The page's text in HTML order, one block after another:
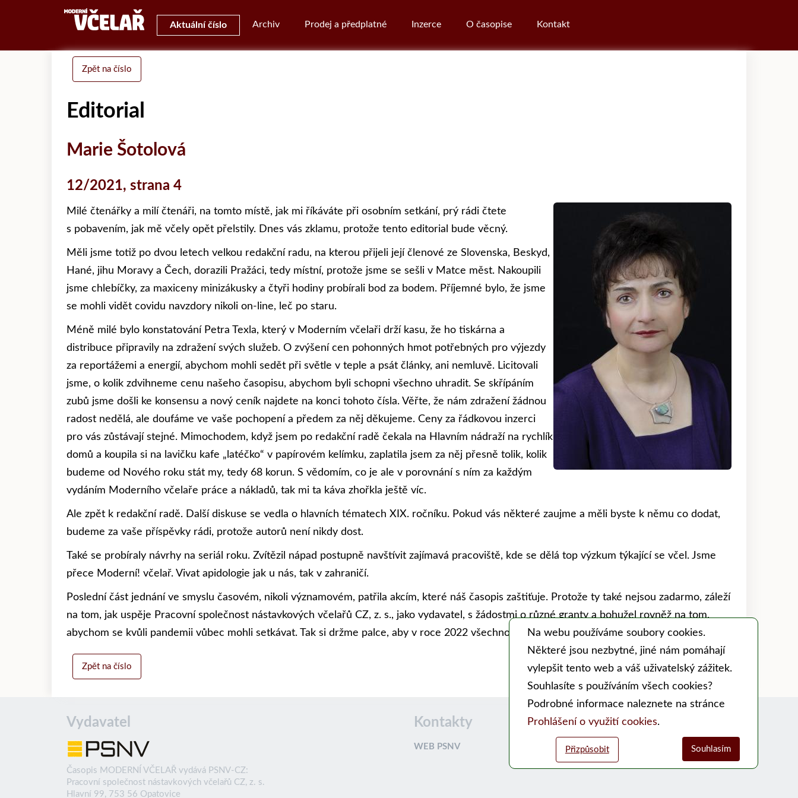
Aktuální číslo Archiv Prodej a předplatné Inzerce O časopise Kontakt
Zpět na číslo
Editorial
Marie Šotolová
12/2021, strana 4
Milé čtenářky a milí čtenáři, na tomto místě, jak mi říkáváte při osobním setkání, prý rádi čtete
s pobavením, jak mě včely opět přelstily. Dnes vás zklamu, protože tento editorial bude věcný.
Měli jsme totiž po dvou letech velkou redakční radu, na kterou přijeli její členové ze Slovenska, Beskyd,
Hané, jihu Moravy a Čech, dorazili Pražáci, tedy místní, protože jsme se sešli v Matce měst. Nakoupili
jsme chlebíčky, za maxiceny minizákusky a čtyři hodiny probírali bod za bodem. Příjemné bylo, že jsme
se mohli vidět covidu navzdory nikoli on-line, leč po staru.
Méně milé bylo konstatování Petra Texla, který v Moderním včelaři drží kasu, že ho tiskárna a
distribuce připravily na zdražení svých služeb. O zvýšení cen pohonných hmot potřebných pro výjezdy
za reportážemi a energií, abychom mohli sedět při světle v teple a psát články, ani nemluvě. Licitovali
jsme, o kolik zdvihneme cenu našeho časopisu, abychom byli schopni všechno uhradit. Se skřípáním
zubů jsme došli ke konsensu a nový ceník najdete na konci tohoto čísla. Věřte, že nám zdražení žádnou
radost nedělá, ale doufáme ve vaše pochopení a předem za něj děkujeme. Ceny za řádkovou inzerci
pro vás zůstávají stejné. Mimochodem, když jsem po redakční radě čekala na Hlavním nádraží na rychlík
domů a koupila si na lavičku kafe „latéčko“ v papírovém kelímku, zaplatila jsem za něj přesně tolik, kolik
budeme od Nového roku stát my, tedy 68 korun. S vědomím, co je ale v porovnání s ním za každým
vydáním Moderního včelaře práce a nákladů, tak mi ta káva zhořkla ještě víc.
Ale zpět k redakční radě. Další diskuse se vedla o hlavních tématech XIX. ročníku. Pokud vás některé zaujme a měli byste k němu co dodat,
budeme za vaše příspěvky rádi, protože autorů není nikdy dost.
Také se probíraly návrhy na seriál roku. Zvítězil nápad postupně navštívit zajímavá pracoviště, kde se dělá top výzkum týkající se včel. Jsme
přece Moderní! včelař. Vivat apidologie jak u nás, tak v zahraničí.
Poslední část jednání ve smyslu časovém, nikoli významovém, patřila akcím, které náš časopis zaštiťuje. Protože ty také nejsou zadarmo, záleží
na tom, jak uspěje Pracovní společnost nástavkových včelařů CZ, z. s., jako vydavatel, s žádostmi o různé granty a bohužel rovněž na tom,
abychom se kvůli pandemii vůbec mohli setkávat. Tak si držme palce, aby v roce 2022 všechno klaplo!
Zpět na číslo
Vydavatel
Časopis MODERNÍ VČELAŘ vydává PSNV-CZ:
Pracovní společnost nástavkových včelařů CZ, z. s.
Hlavní 99, 753 56 Opatovice
Kontakty
WEB PSNV
Sociální sítě:
Facebook Moderního včelaře
Facebook PSNV
Na webu používáme soubory cookies.
Některé jsou nezbytné, jiné nám pomáhají
vylepšit tento web a váš uživatelský zážitek.
Souhlasíte s používáním všech cookies?
Podrobné informace naleznete na stránce
Prohlášení o využití cookies.
Přizpůsobit Souhlasím